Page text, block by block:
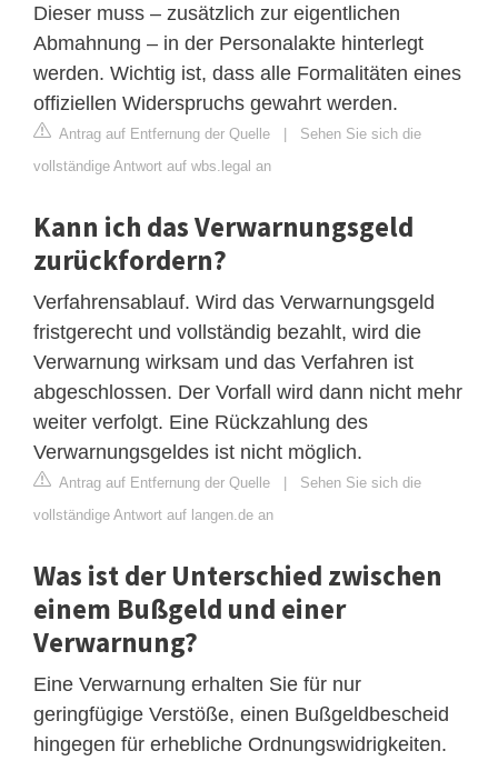
Dieser muss – zusätzlich zur eigentlichen
Abmahnung – in der Personalakte hinterlegt
werden. Wichtig ist, dass alle Formalitäten eines
offiziellen Widerspruchs gewahrt werden.
Antrag auf Entfernung der Quelle | Sehen Sie sich die
vollständige Antwort auf wbs.legal an
Kann ich das Verwarnungsgeld
zurückfordern?
Verfahrensablauf. Wird das Verwarnungsgeld
fristgerecht und vollständig bezahlt, wird die
Verwarnung wirksam und das Verfahren ist
abgeschlossen. Der Vorfall wird dann nicht mehr
weiter verfolgt. Eine Rückzahlung des
Verwarnungsgeldes ist nicht möglich.
Antrag auf Entfernung der Quelle | Sehen Sie sich die
vollständige Antwort auf langen.de an
Was ist der Unterschied zwischen
einem Bußgeld und einer
Verwarnung?
Eine Verwarnung erhalten Sie für nur
geringfügige Verstöße, einen Bußgeldbescheid
hingegen für erhebliche Ordnungswidrigkeiten.